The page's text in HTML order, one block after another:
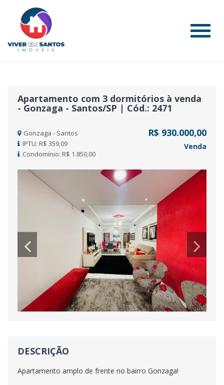
#
Apartamento com 3 dormitórios à venda
- Gonzaga - Santos/SP | Cód.: 2471
Gonzaga - Santos
IPTU: R$ 359,09
Condomínio: R$ 1.850,00
R$ 930.000,00
Venda
Previous
DESCRIÇÃO
Apartamento amplo de frente no bairro Gonzaga!